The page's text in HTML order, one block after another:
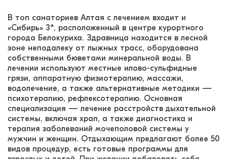
В топ санаториев Алтая с лечением входит и
«Сибирь» 3*, расположенный в центре курортного
города Белокуриха. Здравница находится в лесной
зоне неподалеку от лыжных трасс, оборудована
собственными бюветами минеральной воды. В
лечении используют местные илово-сульфидные
грязи, аппаратную физиотерапию, массажи,
водолечение, а также альтернативные методики —
психотерапию, рефлексотерапию. Основная
специализация — лечение расстройств дыхательной
системы, включая храп, а также диагностика и
терапия заболеваний мочеполовой системы у
мужчин и женщин. Отдыхающим предлагают более 50
видов процедур, есть готовые программы для